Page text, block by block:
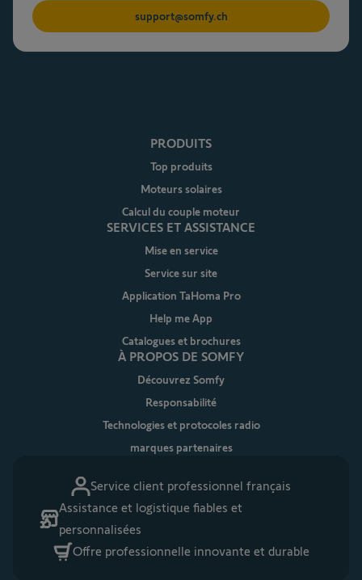
support@somfy.ch
Service client professionnel français
Assistance et logistique fiables et
personnalisées
Offre professionnelle innovante et durable
PRODUITS
Top produits
Moteurs solaires
Calcul du couple moteur
SERVICES ET ASSISTANCE
Mise en service
Service sur site
Application TaHoma Pro
Help me App
Catalogues et brochures
À PROPOS DE SOMFY
Découvrez Somfy
Responsabilité
Technologies et protocoles radio
marques partenaires